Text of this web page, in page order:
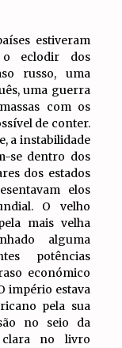
estiveram
o eclodir dos
russo, uma
uma guerra
com os
de conter.
a instabilidade
se dentro dos
dos estados
elos
O velho
mais velha
alguma
potências
económico
império estava
pela sua
no seio da
clara no livro